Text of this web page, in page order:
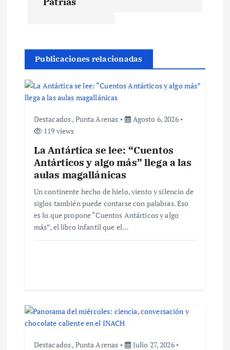
c
ó
a
d
Publicaciones relacionadas
Destacados, Punta Arenas
Agosto 6, 2026
119 views
La Antártica se lee: “Cuentos
Antárticos y algo más” llega a las
aulas magallánicas
Un continente hecho de hielo, viento y silencio de
siglos también puede contarse con palabras. Eso
es lo que propone “Cuentos Antárticos y algo
más”, el libro infantil que el…
Destacados, Punta Arenas
Julio 27, 2026